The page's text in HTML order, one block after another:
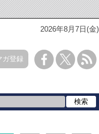
2026年8月7日(金)
ガ登録